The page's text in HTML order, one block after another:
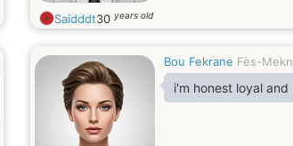
Saidddt30 years old
Bou Fekrane Fès-
i'm honest loyal